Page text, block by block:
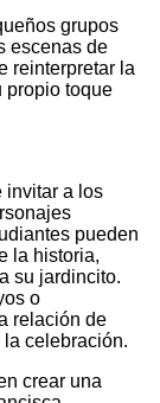
grupos
escenas de
reinterpretar la
propio toque
invitar a los
pueden
la historia,
su jardincito.
o
relación de
la celebración.
crear una